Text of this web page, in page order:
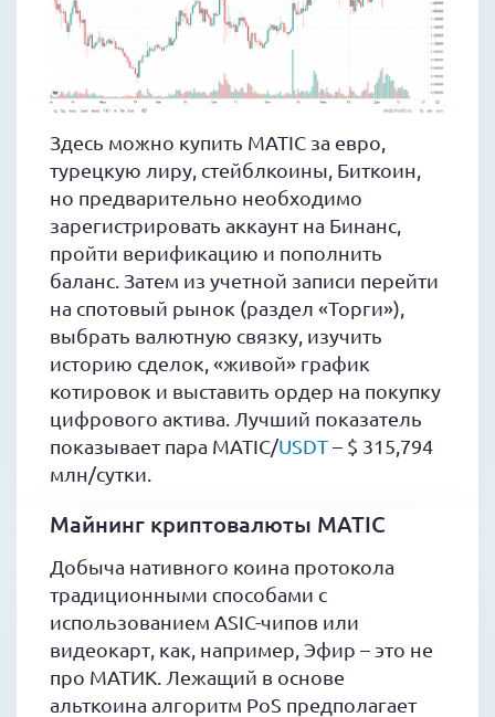
Здесь можно купить MATIC за евро,
турецкую лиру, стейблкоины, Биткоин,
но предварительно необходимо
зарегистрировать аккаунт на Бинанс,
пройти верификацию и пополнить
баланс. Затем из учетной записи перейти
на спотовый рынок (раздел «Торги»),
выбрать валютную связку, изучить
историю сделок, «живой» график
котировок и выставить ордер на покупку
цифрового актива. Лучший показатель
показывает пара MATIC/USDT– $ 315,794
млн/сутки.
Майнинг криптовалюты MATIC
Добыча нативного коина протокола
традиционными способами с
использованием ASIC-чипов или
видеокарт, как, например, Эфир – это не
про МАТИК. Лежащий в основе
альткоина алгоритм PoS предполагает